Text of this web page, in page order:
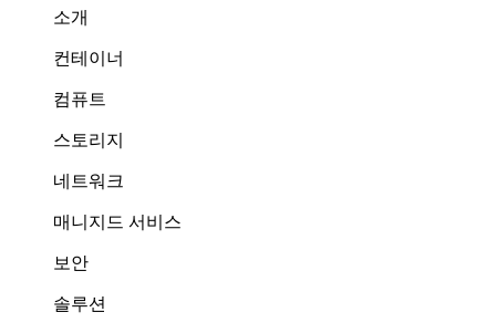
소개
컨테이너
컴퓨트
스토리지
네트워크
매니지드 서비스
보안
솔루션